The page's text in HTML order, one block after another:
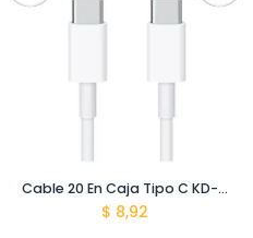
Cable 20 En Caja Tipo C KD-CA11283
$ 8,92